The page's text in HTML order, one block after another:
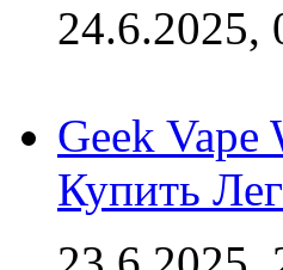
24.6.2025,
Geek
Купить